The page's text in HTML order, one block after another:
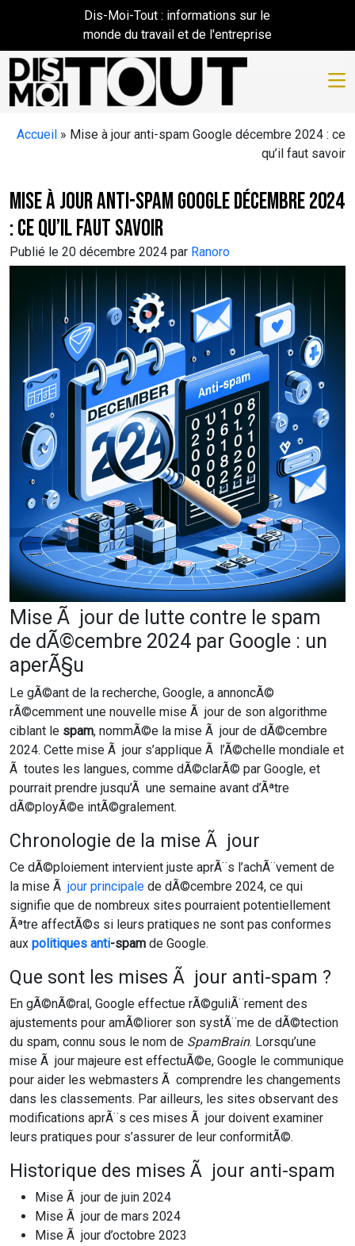
Skip to main contentDis-Moi-Tout : informations sur le
monde du travail et de l'entreprise
Accueil » Mise à jour anti-spam Google décembre 2024 : ce
qu’il faut savoir
Mise à jour anti-spam Google décembre 2024
: ce qu’il faut savoir
Publié le 20 décembre 2024 par Ranoro
Mise Ã jour de lutte contre le spam
de dÃ©cembre 2024 par Google : un
aperÃ§u
Le gÃ©ant de la recherche, Google, a annoncÃ©
rÃ©cemment une nouvelle mise Ã jour de son algorithme
ciblant le spam, nommÃ©e la mise Ã jour de dÃ©cembre
2024. Cette mise Ã jour s’applique Ã l’Ã©chelle mondiale et
Ã toutes les langues, comme dÃ©clarÃ© par Google, et
pourrait prendre jusqu’Ã une semaine avant d’Ãªtre
dÃ©ployÃ©e intÃ©gralement.
Chronologie de la mise Ã jour
Ce dÃ©ploiement intervient juste aprÃ¨s l’achÃ¨vement de
la mise Ã jour principale de dÃ©cembre 2024, ce qui
signifie que de nombreux sites pourraient potentiellement
Ãªtre affectÃ©s si leurs pratiques ne sont pas conformes
aux politiques anti-spam de Google.
Que sont les mises Ã jour anti-spam ?
En gÃ©nÃ©ral, Google effectue rÃ©guliÃ¨rement des
ajustements pour amÃ©liorer son systÃ¨me de dÃ©tection
du spam, connu sous le nom de SpamBrain. Lorsqu’une
mise Ã jour majeure est effectuÃ©e, Google le communique
pour aider les webmasters Ã comprendre les changements
dans les classements. Par ailleurs, les sites observant des
modifications aprÃ¨s ces mises Ã jour doivent examiner
leurs pratiques pour s’assurer de leur conformitÃ©.
Historique des mises Ã jour anti-spam
Mise Ã jour de juin 2024
Mise Ã jour de mars 2024
Mise Ã jour d’octobre 2023